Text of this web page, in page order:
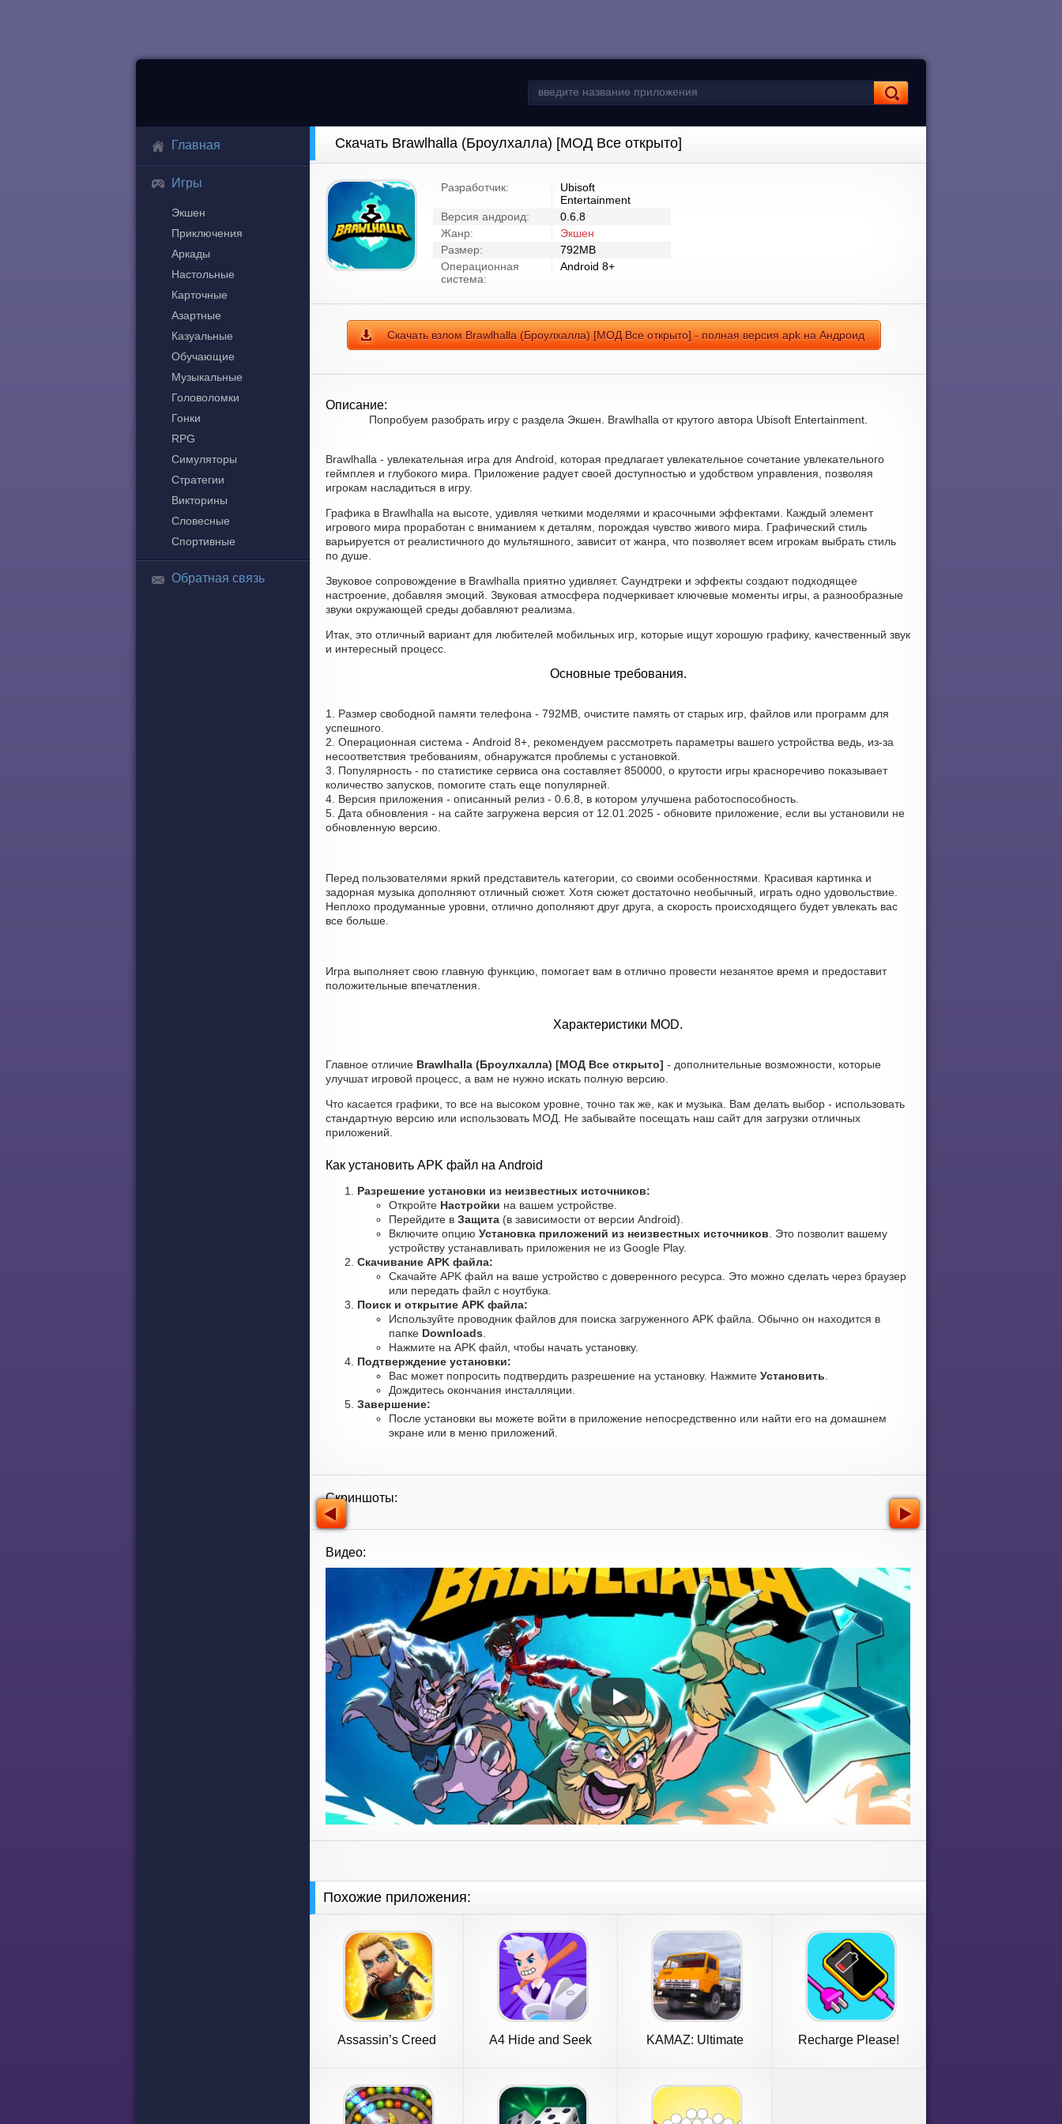
Главная
Игры
Экшен
Приключения
Аркады
Настольные
Карточные
Азартные
Казуальные
Обучающие
Музыкальные
Головоломки
Гонки
RPG
Симуляторы
Стратегии
Викторины
Словесные
Спортивные
Обратная связь
Скачать Brawlhalla (Броулхалла) [МОД Все открыто]
Разработчик:
Ubisoft
Entertainment
Версия андроид:
0.6.8
Жанр:
Экшен
Размер:
792MB
Операционная
система:
Android 8+
Скачать взлом Brawlhalla (Броулхалла) [МОД Все открыто] - полная версия apk на Андроид
Описание:
Попробуем разобрать игру с раздела Экшен. Brawlhalla от крутого автора Ubisoft Entertainment.
Brawlhalla - увлекательная игра для Android, которая предлагает увлекательное сочетание увлекательного
геймплея и глубокого мира. Приложение радует своей доступностью и удобством управления, позволяя
игрокам насладиться в игру.
Графика в Brawlhalla на высоте, удивляя четкими моделями и красочными эффектами. Каждый элемент
игрового мира проработан с вниманием к деталям, порождая чувство живого мира. Графический стиль
варьируется от реалистичного до мультяшного, зависит от жанра, что позволяет всем игрокам выбрать стиль
по душе.
Звуковое сопровождение в Brawlhalla приятно удивляет. Саундтреки и эффекты создают подходящее
настроение, добавляя эмоций. Звуковая атмосфера подчеркивает ключевые моменты игры, а разнообразные
звуки окружающей среды добавляют реализма.
Итак, это отличный вариант для любителей мобильных игр, которые ищут хорошую графику, качественный звук
и интересный процесс.
Основные требования.
1. Размер свободной памяти телефона - 792MB, очистите память от старых игр, файлов или программ для
успешного.
2. Операционная система - Android 8+, рекомендуем рассмотреть параметры вашего устройства ведь, из-за
несоответствия требованиям, обнаружатся проблемы с установкой.
3. Популярность - по статистике сервиса она составляет 850000, о крутости игры красноречиво показывает
количество запусков, помогите стать еще популярней.
4. Версия приложения - описанный релиз - 0.6.8, в котором улучшена работоспособность.
5. Дата обновления - на сайте загружена версия от 12.01.2025 - обновите приложение, если вы установили не
обновленную версию.
Перед пользователями яркий представитель категории, со своими особенностями. Красивая картинка и
задорная музыка дополняют отличный сюжет. Хотя сюжет достаточно необычный, играть одно удовольствие.
Неплохо продуманные уровни, отлично дополняют друг друга, а скорость происходящего будет увлекать вас
все больше.
Игра выполняет свою главную функцию, помогает вам в отлично провести незанятое время и предоставит
положительные впечатления.
Характеристики MOD.
Главное отличие Brawlhalla (Броулхалла) [МОД Все открыто] - дополнительные возможности, которые
улучшат игровой процесс, а вам не нужно искать полную версию.
Что касается графики, то все на высоком уровне, точно так же, как и музыка. Вам делать выбор - использовать
стандартную версию или использовать МОД. Не забывайте посещать наш сайт для загрузки отличных
приложений.
Как установить APK файл на Android
Разрешение установки из неизвестных источников:
Откройте Настройки на вашем устройстве.
Перейдите в Защита (в зависимости от версии Android).
Включите опцию Установка приложений из неизвестных источников . Это позволит вашему
устройству устанавливать приложения не из Google Play.
Скачивание APK файла:
Скачайте APK файл на ваше устройство с доверенного ресурса. Это можно сделать через браузер
или передать файл с ноутбука.
Поиск и открытие APK файла:
Используйте проводник файлов для поиска загруженного APK файла. Обычно он находится в
папке Downloads
Нажмите на APK файл, чтобы начать установку.
Подтверждение установки:
Вас может попросить подтвердить разрешение на установку. Нажмите Установить
Дождитесь окончания инсталляции.
Завершение:
После установки вы можете войти в приложение непосредственно или найти его на домашнем
экране или в меню приложений.
Скриншоты:
Видео:
Похожие приложения:
Assassin’s Creed
A4 Hide and Seek
KAMAZ: Ultimate
Recharge Please!